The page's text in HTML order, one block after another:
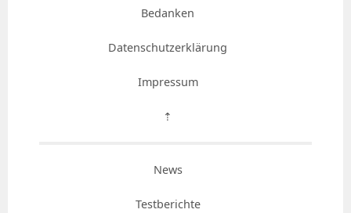
Bedanken
Datenschutzerklärung
Impressum
⇡
News
Testberichte